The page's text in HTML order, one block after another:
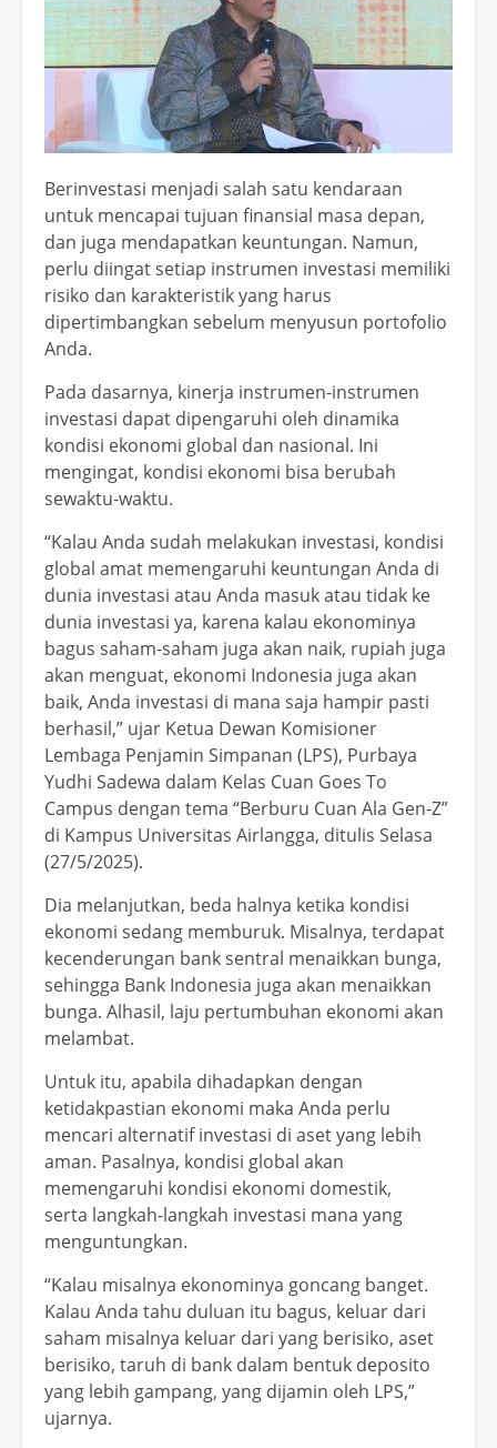
Berinvestasi menjadi salah satu kendaraan
untuk mencapai tujuan finansial masa depan,
dan juga mendapatkan keuntungan. Namun,
perlu diingat setiap instrumen investasi memiliki
risiko dan karakteristik yang harus
dipertimbangkan sebelum menyusun portofolio
Anda.
Pada dasarnya, kinerja instrumen-instrumen
investasi dapat dipengaruhi oleh dinamika
kondisi ekonomi global dan nasional. Ini
mengingat, kondisi ekonomi bisa berubah
sewaktu-waktu.
“Kalau Anda sudah melakukan investasi, kondisi
global amat memengaruhi keuntungan Anda di
dunia investasi atau Anda masuk atau tidak ke
dunia investasi ya, karena kalau ekonominya
bagus saham-saham juga akan naik, rupiah juga
akan menguat, ekonomi Indonesia juga akan
baik, Anda investasi di mana saja hampir pasti
berhasil,” ujar Ketua Dewan Komisioner
Lembaga Penjamin Simpanan (LPS), Purbaya
Yudhi Sadewa dalam Kelas Cuan Goes To
Campus dengan tema “Berburu Cuan Ala Gen-Z”
di Kampus Universitas Airlangga, ditulis Selasa
(27/5/2025).
Dia melanjutkan, beda halnya ketika kondisi
ekonomi sedang memburuk. Misalnya, terdapat
kecenderungan bank sentral menaikkan bunga,
sehingga Bank Indonesia juga akan menaikkan
bunga. Alhasil, laju pertumbuhan ekonomi akan
melambat.
Untuk itu, apabila dihadapkan dengan
ketidakpastian ekonomi maka Anda perlu
mencari alternatif investasi di aset yang lebih
aman. Pasalnya, kondisi global akan
memengaruhi kondisi ekonomi domestik,
serta langkah-langkah investasi mana yang
menguntungkan.
“Kalau misalnya ekonominya goncang banget.
Kalau Anda tahu duluan itu bagus, keluar dari
saham misalnya keluar dari yang berisiko, aset
berisiko, taruh di bank dalam bentuk deposito
yang lebih gampang, yang dijamin oleh LPS,”
ujarnya.